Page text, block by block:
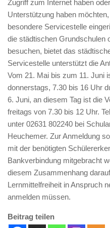
Zugriff zum Internet haben
Unterstützung haben
besondere Servicestelle
die städtischen Grundschulen
besuchen, bietet das
Servicestelle unterstützt die
Vom 21. Mai bis zum 11. Juni
donnerstags, 7.30 bis 16 Uhr
6. Juni, an diesem Tag ist die
freitags von 7.30 bis 12 Uhr.
unter 02631 802240 bei
Heuchemer. Zur Anmeldung
mit der benötigten
Bankverbindung mitgebracht
diesem Zusammenhang
Lernmittelfreiheit in Anspruch
anmelden müssen.
Beitrag teilen